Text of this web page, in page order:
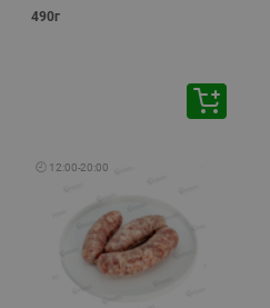
490г
🕘 12:00-20:00